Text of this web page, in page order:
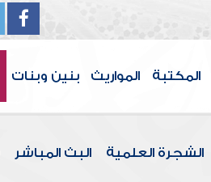
المكتبة المواريث بنين وبنات
الشجرة العلمية البث المباشر